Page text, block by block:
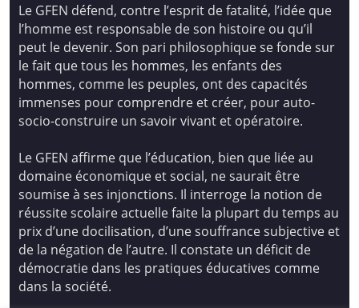
Le GFEN défend, contre l’esprit de fatalité, l’idée que
l’homme est responsable de son histoire ou qu’il
peut le devenir. Son pari philosophique se fonde sur
le fait que tous les hommes, les enfants des
hommes, comme les peuples, ont des capacités
immenses pour comprendre et créer, pour auto-
socio-construire un savoir vivant et opératoire.
Le GFEN affirme que l’éducation, bien que liée au
domaine économique et social, ne saurait être
soumise à ses injonctions. Il interroge la notion de
réussite scolaire actuelle faite la plupart du temps au
prix d’une docilisation, d’une souffrance subjective et
de la négation de l’autre. Il constate un déficit de
démocratie dans les pratiques éducatives comme
dans la société.